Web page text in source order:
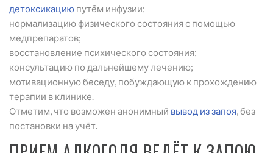
детоксикацию путём инфузии;
нормализацию физического состояния с помощью
медпрепаратов;
восстановление психического состояния;
консультацию по дальнейшему лечению;
мотивационную беседу, побуждающую к прохождению
терапии в клинике.
Отметим, что возможен анонимный вывод из запоя, без
постановки на учёт.